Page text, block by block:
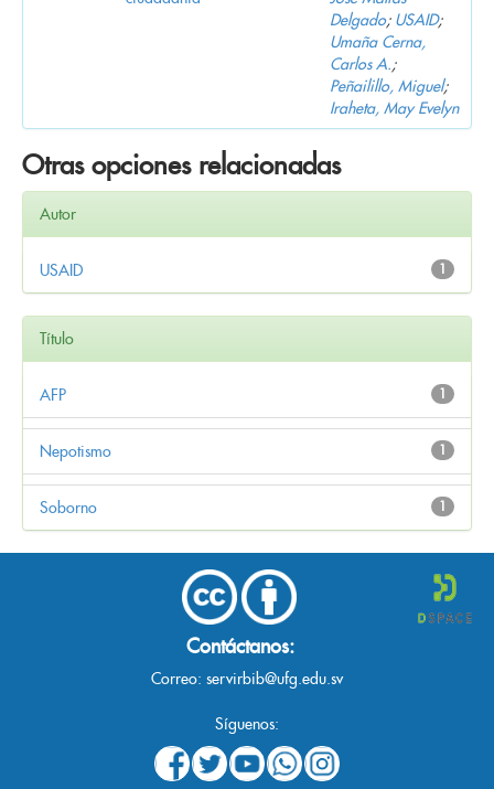
Delgado; USAID;
Umaña Cerna,
Carlos A.;
Peñailillo, Miguel;
Iraheta, May Evelyn
Otras opciones relacionadas
Autor
1
USAID
Título
1
AFP
1
Nepotismo
1
Soborno
Contáctanos:
Correo: servirbib@ufg.edu.sv
Síguenos: